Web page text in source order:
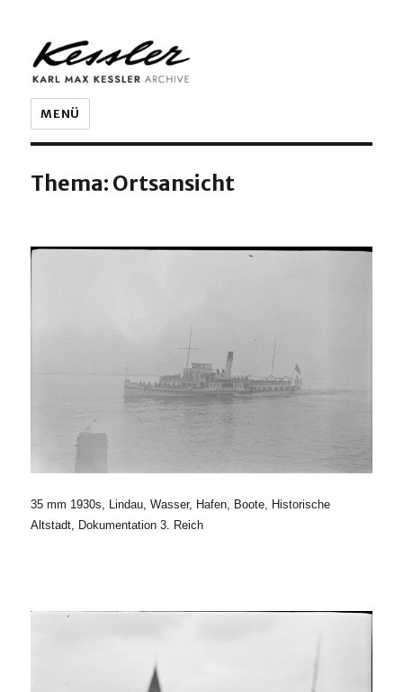
KARL MAX KESSLER ARCHIVE
MENÜ
Thema: Ortsansicht
35 mm 1930s, Lindau, Wasser, Hafen, Boote, Historische
Altstadt, Dokumentation 3. Reich